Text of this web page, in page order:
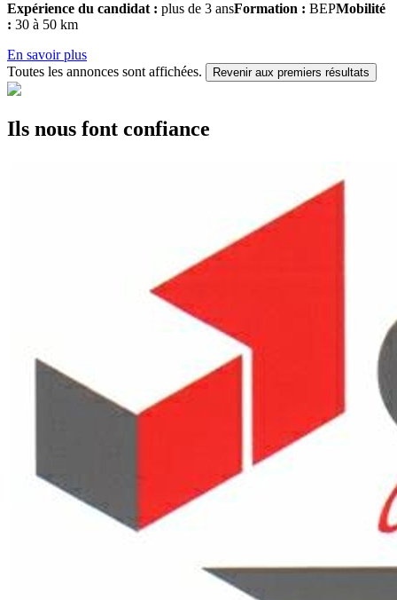
Expérience du candidat : plus de 3 ansFormation : BEPMobilité
: 30 à 50 km
En savoir plus
Toutes les annonces sont affichées.
Revenir aux premiers résultats
Ils nous font confiance